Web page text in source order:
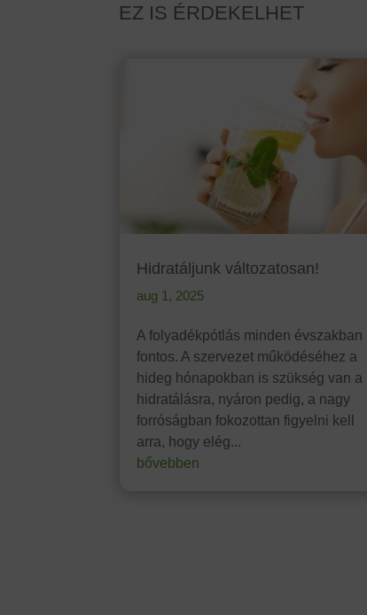
EZ IS ÉRDEKELHET
Hidratáljunk változatosan!
aug 1, 2025
A folyadékpótlás minden évszakban
fontos. A szervezet működéséhez a
hideg hónapokban is szükség van a
hidratálásra, nyáron pedig, a nagy
forróságban fokozottan figyelni kell
arra, hogy elég...
bővebben